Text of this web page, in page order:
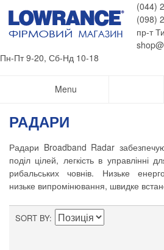
(044)
(098)
пр-т
Пн-Пт 9-20, Сб-Нд 10-18
Menu
РАДАРИ
Радари Broadband Radar
поділ цілей, легкість в управлінні
рибальських човнів. Низьке
низьке випромінювання, швидке
SORT BY